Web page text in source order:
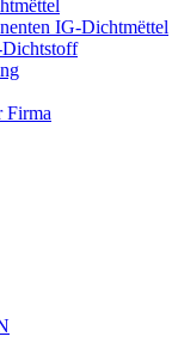
IG-Dichtmëttel
Dichtstoff
Firma